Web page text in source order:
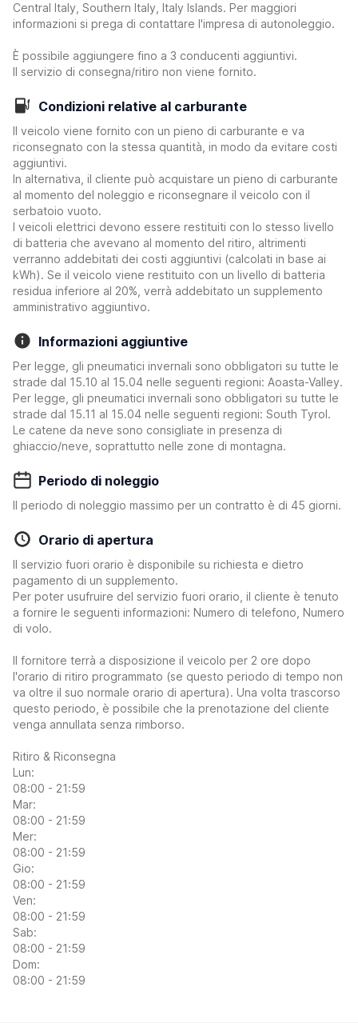
Central Italy, Southern Italy, Italy Islands. Per maggiori
informazioni si prega di contattare l'impresa di autonoleggio.
È possibile aggiungere fino a 3 conducenti aggiuntivi.
Il servizio di consegna/ritiro non viene fornito.
Condizioni relative al carburante
Il veicolo viene fornito con un pieno di carburante e va
riconsegnato con la stessa quantità, in modo da evitare costi
aggiuntivi.
In alternativa, il cliente può acquistare un pieno di carburante
al momento del noleggio e riconsegnare il veicolo con il
serbatoio vuoto.
I veicoli elettrici devono essere restituiti con lo stesso livello
di batteria che avevano al momento del ritiro, altrimenti
verranno addebitati dei costi aggiuntivi (calcolati in base ai
kWh). Se il veicolo viene restituito con un livello di batteria
residua inferiore al 20%, verrà addebitato un supplemento
amministrativo aggiuntivo.
Informazioni aggiuntive
Per legge, gli pneumatici invernali sono obbligatori su tutte le
strade dal 15.10 al 15.04 nelle seguenti regioni: Aoasta-Valley.
Per legge, gli pneumatici invernali sono obbligatori su tutte le
strade dal 15.11 al 15.04 nelle seguenti regioni: South Tyrol.
Le catene da neve sono consigliate in presenza di
ghiaccio/neve, soprattutto nelle zone di montagna.
Periodo di noleggio
Il periodo di noleggio massimo per un contratto è di 45 giorni.
Orario di apertura
Il servizio fuori orario è disponibile su richiesta e dietro
pagamento di un supplemento.
Per poter usufruire del servizio fuori orario, il cliente è tenuto
a fornire le seguenti informazioni: Numero di telefono, Numero
di volo.
Il fornitore terrà a disposizione il veicolo per 2 ore dopo
l'orario di ritiro programmato (se questo periodo di tempo non
va oltre il suo normale orario di apertura). Una volta trascorso
questo periodo, è possibile che la prenotazione del cliente
venga annullata senza rimborso.
Ritiro & Riconsegna
Lun:
08:00 - 21:59
Mar:
08:00 - 21:59
Mer:
08:00 - 21:59
Gio:
08:00 - 21:59
Ven:
08:00 - 21:59
Sab:
08:00 - 21:59
Dom:
08:00 - 21:59